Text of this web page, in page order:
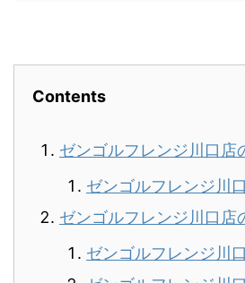
Contents
ゼンゴルフレンジ川口店
ゼンゴルフレンジ川
ゼンゴルフレンジ川口店
ゼンゴルフレンジ川